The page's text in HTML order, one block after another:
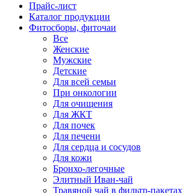
Прайс-лист
Каталог продукции
Фитосборы, фиточаи
Все
Женские
Мужские
Детские
Для всей семьи
При онкологии
Для очищения
Для ЖКТ
Для почек
Для печени
Для сердца и сосудов
Для кожи
Бронхо-легочные
Элитный Иван-чай
Травяной чай в фильтр-пакетах